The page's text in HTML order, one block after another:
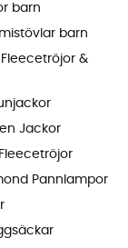
barn
barn
&
Jackor
Pannlampor